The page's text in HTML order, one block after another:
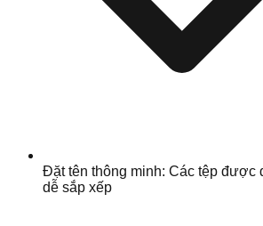
Đặt tên thông minh: Các tệp được
dễ sắp xếp